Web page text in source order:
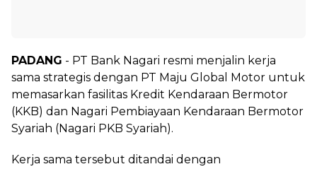
PADANG - PT Bank Nagari resmi menjalin kerja
sama strategis dengan PT Maju Global Motor untuk
memasarkan fasilitas Kredit Kendaraan Bermotor
(KKB) dan Nagari Pembiayaan Kendaraan Bermotor
Syariah (Nagari PKB Syariah).
Kerja sama tersebut ditandai dengan